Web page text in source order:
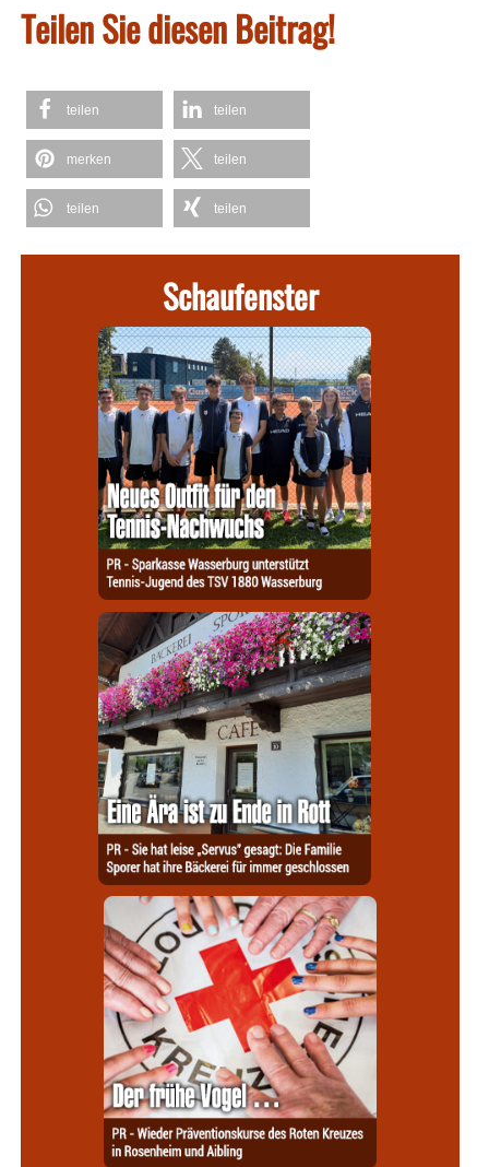
Teilen Sie diesen Beitrag!
teilen teilen
merken teilen
teilen teilen
Schaufenster